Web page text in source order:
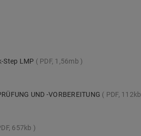
Step LMP PDF, 1,56mb
UND -VORBEREITUNG PDF, 112kb
657kb